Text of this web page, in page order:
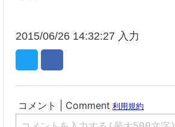
2015/06/26 14:32:27 入力